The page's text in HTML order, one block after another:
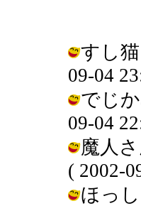
すし
09-04
でじ
09-04
魔人
( 2002-
ほっ